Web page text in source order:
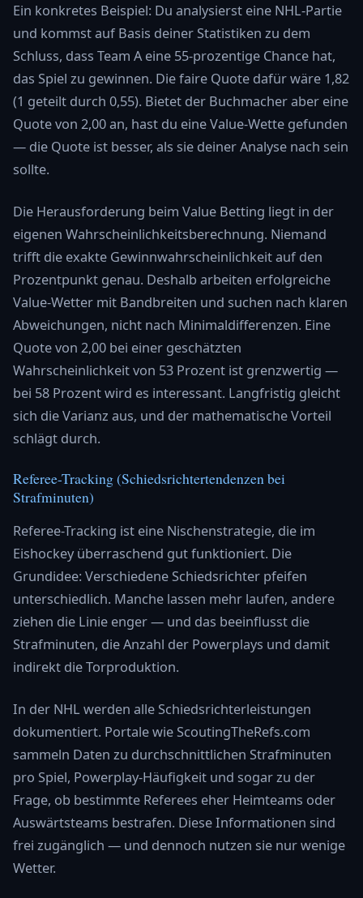
Ein konkretes Beispiel: Du analysierst eine NHL-Partie
und kommst auf Basis deiner Statistiken zu dem
Schluss, dass Team A eine 55-prozentige Chance hat,
das Spiel zu gewinnen. Die faire Quote dafür wäre 1,82
(1 geteilt durch 0,55). Bietet der Buchmacher aber eine
Quote von 2,00 an, hast du eine Value-Wette gefunden
— die Quote ist besser, als sie deiner Analyse nach sein
sollte.
Die Herausforderung beim Value Betting liegt in der
eigenen Wahrscheinlichkeitsberechnung. Niemand
trifft die exakte Gewinnwahrscheinlichkeit auf den
Prozentpunkt genau. Deshalb arbeiten erfolgreiche
Value-Wetter mit Bandbreiten und suchen nach klaren
Abweichungen, nicht nach Minimaldifferenzen. Eine
Quote von 2,00 bei einer geschätzten
Wahrscheinlichkeit von 53 Prozent ist grenzwertig —
bei 58 Prozent wird es interessant. Langfristig gleicht
sich die Varianz aus, und der mathematische Vorteil
schlägt durch.
Referee-Tracking (Schiedsrichtertendenzen bei
Strafminuten)
Referee-Tracking ist eine Nischenstrategie, die im
Eishockey überraschend gut funktioniert. Die
Grundidee: Verschiedene Schiedsrichter pfeifen
unterschiedlich. Manche lassen mehr laufen, andere
ziehen die Linie enger — und das beeinflusst die
Strafminuten, die Anzahl der Powerplays und damit
indirekt die Torproduktion.
In der NHL werden alle Schiedsrichterleistungen
dokumentiert. Portale wie ScoutingTheRefs.com
sammeln Daten zu durchschnittlichen Strafminuten
pro Spiel, Powerplay-Häufigkeit und sogar zu der
Frage, ob bestimmte Referees eher Heimteams oder
Auswärtsteams bestrafen. Diese Informationen sind
frei zugänglich — und dennoch nutzen sie nur wenige
Wetter.